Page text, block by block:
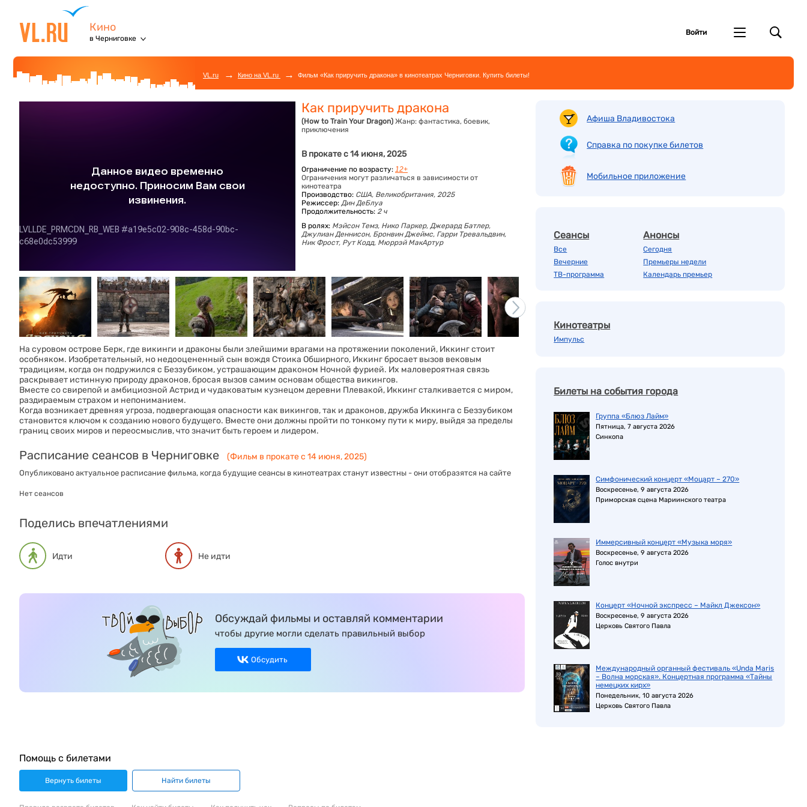
Кино
в Черниговке
Войти
VL.ru → Кино на VL.ru → Фильм «Как приручить дракона» в кинотеатрах Черниговки. Купить билеты!
Как приручить дракона
(How to Train Your Dragon) Жанр: фантастика, боевик,
приключения
В прокате с 14 июня, 2025
Ограничение по возрасту: 12+
Ограничения могут различаться в зависимости от
кинотеатра
Производство: США, Великобритания, 2025
Режиссер: Дин ДеБлуа
Продолжительность: 2 ч
В ролях: Мэйсон Темз, Нико Паркер, Джерард Батлер,
Джулиан Деннисон, Бронвин Джеймс, Гарри Тревальдвин,
Ник Фрост, Рут Кодд, Мюррэй МакАртур
На суровом острове Берк, где викинги и драконы были злейшими врагами на протяжении поколений, Иккинг стоит
особняком. Изобретательный, но недооцененный сын вождя Стоика Обширного, Иккинг бросает вызов вековым
традициям, когда он подружился с Беззубиком, устрашающим драконом Ночной фурией. Их маловероятная связь
раскрывает истинную природу драконов, бросая вызов самим основам общества викингов.
Вместе со свирепой и амбициозной Астрид и чудаковатым кузнецом деревни Плевакой, Иккинг сталкивается с миром,
раздираемым страхом и непониманием.
Когда возникает древняя угроза, подвергающая опасности как викингов, так и драконов, дружба Иккинга с Беззубиком
становится ключом к созданию нового будущего. Вместе они должны пройти по тонкому пути к миру, выйдя за пределы
границ своих миров и переосмыслив, что значит быть героем и лидером.
Расписание сеансов в Черниговке (Фильм в прокате с 14 июня, 2025)
Опубликовано актуальное расписание фильма, когда будущие сеансы в кинотеатрах станут известны - они отобразятся на сайте
Нет сеансов
Поделись впечатлениями
Идти Не идти
Обсуждай фильмы и оставляй комментарии
чтобы другие могли сделать правильный выбор
Обсудить
Афиша Владивостока
Справка по покупке билетов
Мобильное приложение
Сеансы
Все
Вечерние
ТВ-программа
Анонсы
Сегодня
Премьеры недели
Календарь премьер
Кинотеатры
Импульс
Билеты на события города
Группа «Блюз Лайм»
Пятница, 7 августа 2026
Синкопа
Симфонический концерт «Моцарт – 270»
Воскресенье, 9 августа 2026
Приморская сцена Мариинского театра
Иммерсивный концерт «Музыка моря»
Воскресенье, 9 августа 2026
Голос внутри
Концерт «Ночной экспресс – Майкл Джексон»
Воскресенье, 9 августа 2026
Церковь Святого Павла
Международный органный фестиваль «Unda Maris
– Волна морская». Концертная программа «Тайны
немецких кирх»
Понедельник, 10 августа 2026
Церковь Святого Павла
Помощь с билетами
Вернуть билеты Найти билеты